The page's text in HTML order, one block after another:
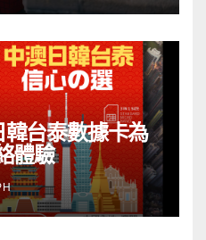
台泰數據卡為
體驗